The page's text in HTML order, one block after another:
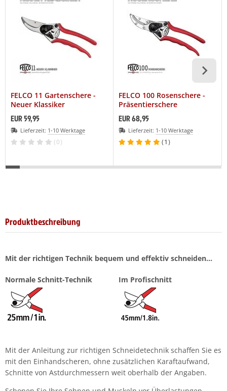
FELCO 11 Gartenschere -
Neuer Klassiker
EUR 59,95
Lieferzeit: 1-10 Werktage
(0)
FELCO 100 Rosenschere -
Präsentierschere
EUR 68,95
Lieferzeit: 1-10 Werktage
(1)
Produktbeschreibung
Mit der richtigen Technik bequem und effektiv schneiden...
Normale Schnitt-Technik Im Profischnitt
Mit der Anleitung zur richtigen Schneidetechnik schaffen Sie es
mit den Einhandscheren, ohne zusätzlichen Karaftaufwand,
Schnitte von Astdurchmessern weit oberhalb der Angaben.